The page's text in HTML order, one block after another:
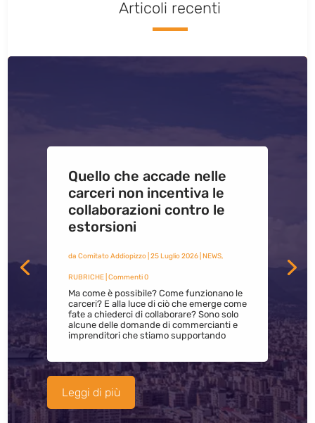
Articoli recenti
Quello che accade nelle
carceri non incentiva le
collaborazioni contro le
estorsioni
da Comitato Addiopizzo| 25 Luglio 2026| NEWS,
RUBRICHE| Commenti 0
Ma come è possibile? Come funzionano le
carceri? E alla luce di ciò che emerge come
fate a chiederci di collaborare? Sono solo
alcune delle domande di commercianti e
imprenditori che stiamo supportando
Leggi di più